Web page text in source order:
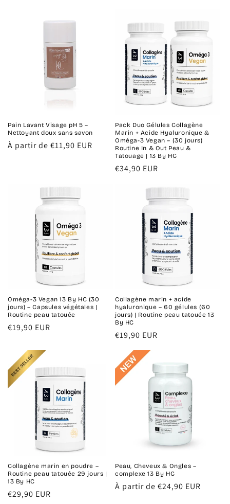
Pain Lavant Visage pH 5 –
Nettoyant doux sans savon
Prix
À partir de €11,90 EUR
Pack Duo Gélules Collagène
Marin + Acide Hyaluronique &
Oméga-3 Vegan – (30 jours)
Routine In & Out Peau &
Tatouage | 13 By HC
Prix
€34,90 EUR
Oméga-3 Vegan 13 By HC (30
jours) – Capsules végétales |
Routine peau tatouée
Prix
€19,90 EUR
Collagène marin + acide
hyaluronique – 60 gélules (60
jours) | Routine peau tatouée 13
By HC
Prix
€19,90 EUR
Collagène marin en poudre –
Routine peau tatouée 29 jours |
13 By HC
Prix
€29,90 EUR
Peau, Cheveux & Ongles –
complexe 13 By HC
Prix
À partir de €24,90 EUR